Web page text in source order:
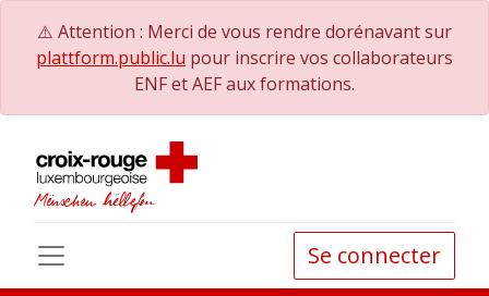
⚠️ Attention : Merci de vous rendre dorénavant sur
plattform.public.lu pour inscrire vos collaborateurs
ENF et AEF aux formations.
Se connecter